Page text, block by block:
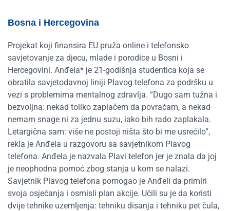
Bosna i Hercegovina
Projekat koji finansira EU pruža online i telefonsko
savjetovanje za djecu, mlade i porodice u Bosni i
Hercegovini. Anđela* je 21-godišnja studentica koja se
obratila savjetodavnoj liniji Plavog telefona za podršku u
vezi s problemima mentalnog zdravlja. “Dugo sam tužna i
bezvoljna: nekad toliko zaplačem da povraćam, a nekad
nemam snage ni za jednu suzu, iako bih rado zaplakala.
Letargična sam: više ne postoji ništa što bi me usrećilo”,
rekla je Anđela u razgovoru sa savjetnikom Plavog
telefona. Anđela je nazvala Plavi telefon jer je znala da joj
je neophodna pomoć zbog stanja u kom se nalazi.
Savjetnik Plavog telefona pomogao je Anđeli da primiri
svoja osjećanja i osmisli plan akcije. Učili su je da koristi
dvije tehnike uzemljenja: tehniku ​​disanja i tehniku ​​pet čula,